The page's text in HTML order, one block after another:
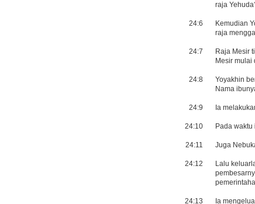
raja
24:6
Kemudian
raja
24:7
Raja Mesir
Mesir mulai
24:8
Yoyakhin
Nama
24:9 Ia
24:10 Pada
24:11 Juga
24:12
Lalu
24:13
Ia